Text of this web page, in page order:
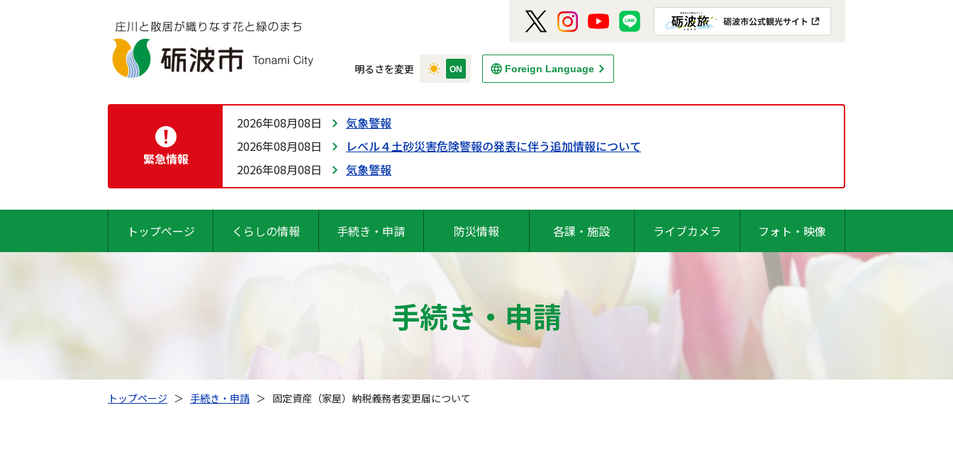
明るさを変更 Foreign Language
緊急情報
2026年08月08日
気象警報
2026年08月08日
レベル４土砂災害危険警報の発表に伴う追加情報について
2026年08月08日
気象警報
トップページ くらしの情報 手続き・申請 防災情報 各課・施設 ライブカメラ フォト・映像
手続き・申請
トップページ ＞ 手続き・申請 ＞ 固定資産（家屋）納税義務者変更届について